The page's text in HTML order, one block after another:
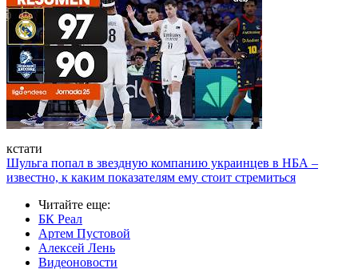
кстати
Шульга попал в звездную компанию украинцев в НБА –
известно, к каким показателям ему стоит стремиться
Читайте еще:
БК Реал
Артем Пустовой
Алексей Лень
Видеоновости